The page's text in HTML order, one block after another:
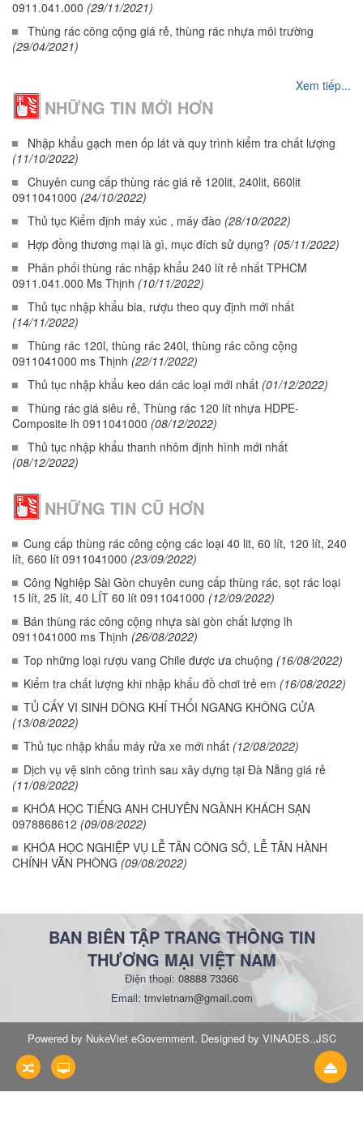
0911.041.000 (29/11/2021)
Thùng rác công cộng giá rẻ, thùng rác nhựa môi trường
(29/04/2021)
Xem tiếp...
NHỮNG TIN MỚI HƠN
Nhập khẩu gạch men ốp lát và quy trình kiểm tra chất lượng
(11/10/2022)
Chuyên cung cấp thùng rác giá rẻ 120lit, 240lit, 660lit
0911041000 (24/10/2022)
Thủ tục Kiểm định máy xúc , máy đào (28/10/2022)
Hợp đồng thương mại là gì, mục đích sử dụng? (05/11/2022)
Phân phối thùng rác nhập khẩu 240 lít rẻ nhất TPHCM
0911.041.000 Ms Thịnh (10/11/2022)
Thủ tục nhập khẩu bia, rượu theo quy định mới nhất
(14/11/2022)
Thùng rác 120l, thùng rác 240l, thùng rác công cộng
0911041000 ms Thịnh (22/11/2022)
Thủ tục nhập khẩu keo dán các loại mới nhất (01/12/2022)
Thùng rác giá siêu rẻ, Thùng rác 120 lít nhựa HDPE-
Composite lh 0911041000 (08/12/2022)
Thủ tục nhập khẩu thanh nhôm định hình mới nhất
(08/12/2022)
NHỮNG TIN CŨ HƠN
Cung cấp thùng rác công cộng các loại 40 lit, 60 lít, 120 lít, 240
lít, 660 lít 0911041000 (23/09/2022)
Công Nghiệp Sài Gòn chuyên cung cấp thùng rác, sọt rác loại
15 lít, 25 lít, 40 LÍT 60 lít 0911041000 (12/09/2022)
Bán thùng rác công cộng nhựa sài gòn chất lượng lh
0911041000 ms Thịnh (26/08/2022)
Top những loại rượu vang Chile được ưa chuộng (16/08/2022)
Kiểm tra chất lượng khi nhập khẩu đồ chơi trẻ em (16/08/2022)
TỦ CẤY VI SINH DÒNG KHÍ THỔI NGANG KHÔNG CỬA
(13/08/2022)
Thủ tục nhập khẩu máy rửa xe mới nhất (12/08/2022)
Dịch vụ vệ sinh công trình sau xây dựng tại Đà Nẵng giá rẻ
(11/08/2022)
KHÓA HỌC TIẾNG ANH CHUYÊN NGÀNH KHÁCH SẠN
0978868612 (09/08/2022)
KHÓA HỌC NGHIỆP VỤ LỄ TÂN CÔNG SỞ, LỄ TÂN HÀNH
CHÍNH VĂN PHÒNG (09/08/2022)
BAN BIÊN TẬP TRANG THÔNG TIN
THƯƠNG MẠI VIỆT NAM
Điện thoại: 08888 73366
Email: tmvietnam@gmail.com
Powered by NukeViet eGovernment. Designed by VINADES.,JSC